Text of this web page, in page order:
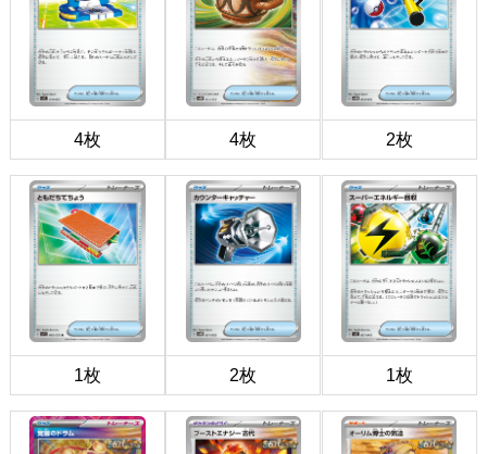
4枚 4枚 2枚
1枚 2枚 1枚